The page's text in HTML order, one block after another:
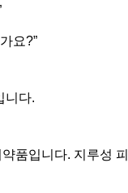
요?”
니다.
품입니다. 지루성